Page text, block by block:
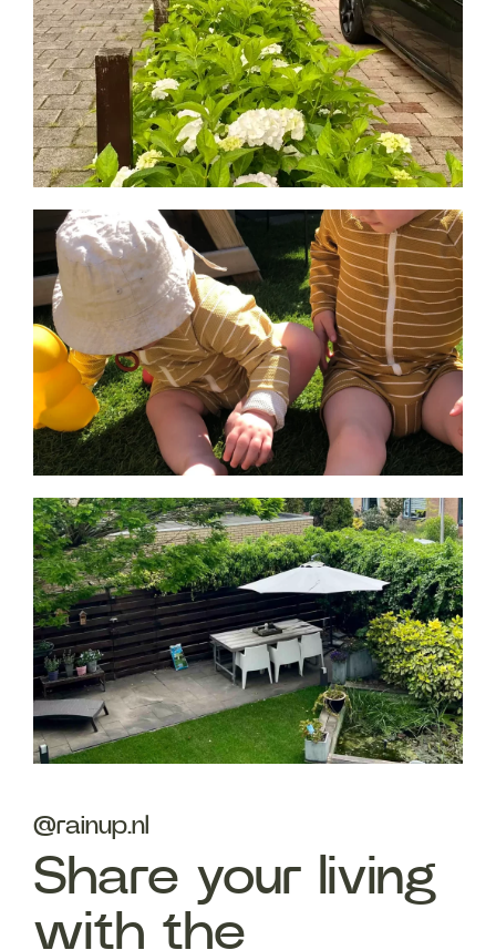
@rainup.nl
Share your living
with the